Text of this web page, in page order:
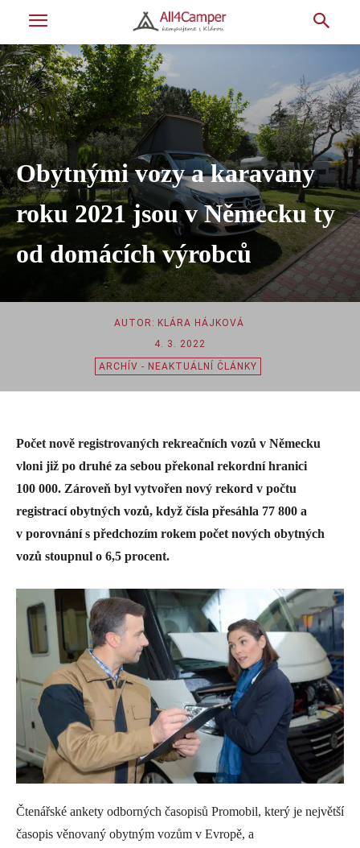
Obytnými vozy a karavany
roku 2021 jsou v Německu ty
od domácích výrobců
AUTOR: KLÁRA HÁJKOVÁ
4. 3. 2022
ARCHÍV - NEAKTUÁLNÍ ČLÁNKY
Počet nově registrovaných rekreačních vozů v Německu
vloni již po druhé za sebou překonal rekordní hranici
100 000. Zároveň byl vytvořen nový rekord v počtu
registrací obytných vozů, když čísla přesáhla 77 800 a
v porovnání s předchozím rokem počet nových obytných
vozů stoupnul o 6,5 procent.
Čtenářské ankety odborných časopisů Promobil, který je největší
časopis věnovaný obytným vozům v Evropě, a